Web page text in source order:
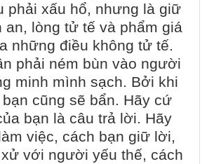
phải xấu hổ, nhưng là giữ
lòng tử tế và phẩm giá
những điều không tử tế.
phải ném bùn vào người
minh mình sạch. Bởi khi
cũng sẽ bẩn. Hãy cứ
bạn là câu trả lời. Hãy
việc, cách bạn giữ lời,
với người yếu thế, cách